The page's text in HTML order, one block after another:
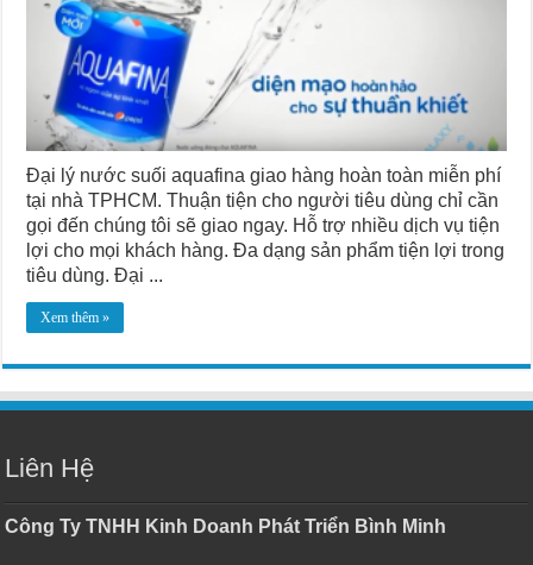
Đại lý nước suối aquafina giao hàng hoàn toàn miễn phí
tại nhà TPHCM. Thuận tiện cho người tiêu dùng chỉ cần
gọi đến chúng tôi sẽ giao ngay. Hỗ trợ nhiều dịch vụ tiện
lợi cho mọi khách hàng. Đa dạng sản phẩm tiện lợi trong
tiêu dùng. Đại ...
Xem thêm »
Liên Hệ
Công Ty TNHH Kinh Doanh Phát Triển Bình Minh